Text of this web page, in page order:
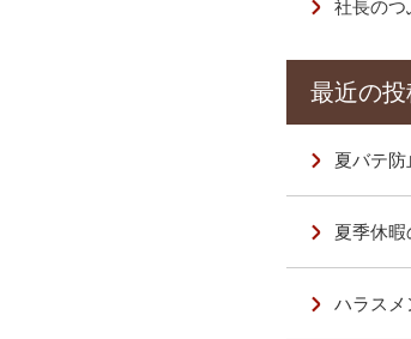
社長のつ
夏バテ
夏季休
ハラスメ